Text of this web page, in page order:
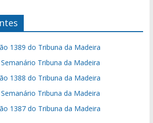
1389 do Tribuna da Madeira
Tribuna da Madeira
1388 do Tribuna da Madeira
Tribuna da Madeira
1387 do Tribuna da Madeira